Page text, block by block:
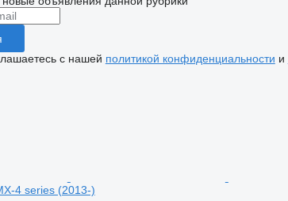
с нашей политикой конфиденциальности и
4 series (2013-)